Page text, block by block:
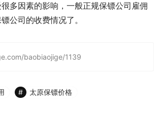
多因素的影响，一般正规保镖公司雇佣
公司的收费情况了。
baobiaojige/1139
太原保镖价格